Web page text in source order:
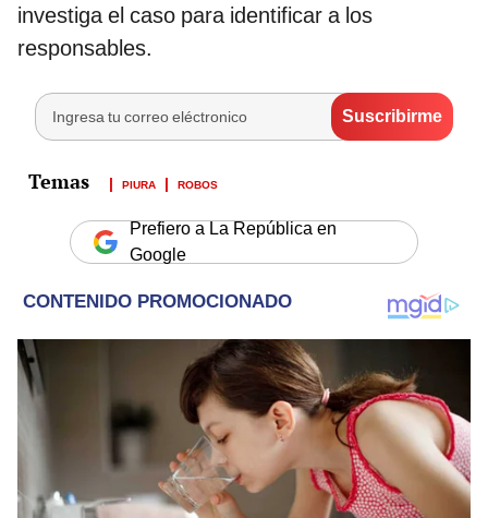
investiga el caso para identificar a los
responsables.
PIURA ROBOS
Prefiero a La República en
Google